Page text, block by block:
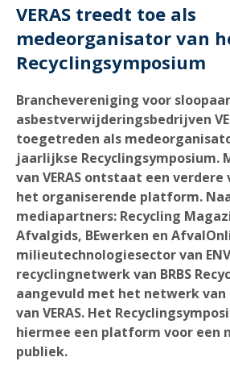
VERAS treedt toe als
medeorganisator van
Recyclingsymposium
Branchevereniging voor
asbestverwijderingsbedrijven
toegetreden als
jaarlijkse Recyclingsymposium.
van VERAS ontstaat een
het organiserende platform.
mediapartners: Recycling
Afvalgids, BEwerken en
milieutechnologiesector van
recyclingnetwerk van BRBS
aangevuld met het netwerk van
van VERAS. Het
hiermee een platform voor een
publiek.